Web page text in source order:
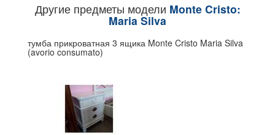
Другие предметы модели Monte Cristo:
Maria Silva
тумба прикроватная 3 ящика Monte Cristo Maria Silva
(avorio consumato)